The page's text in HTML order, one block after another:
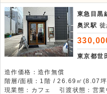
東急目黒
奥沢駅
東京都世
造作価格：造作無償
階層/面積：1階 / 26.69㎡(8.07
現業態：カフェ
引渡状態：営